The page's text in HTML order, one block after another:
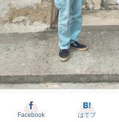
Facebook はてブ